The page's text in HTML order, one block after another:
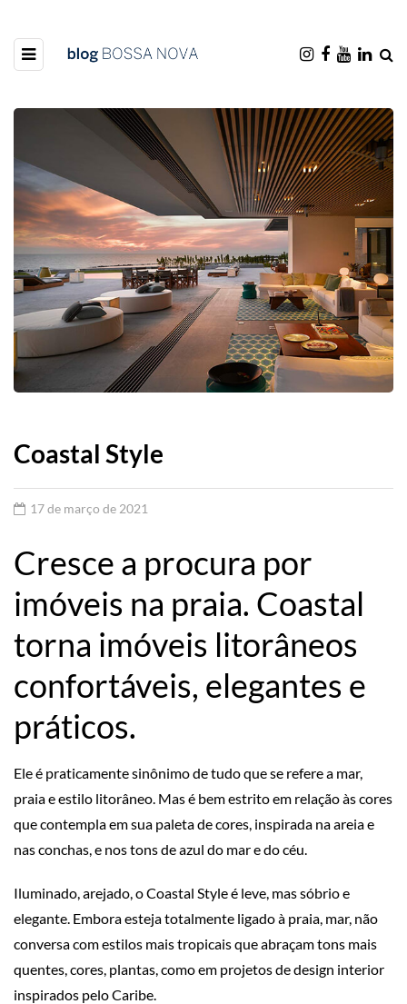
Coastal Style
17 de março de 2021
Cresce a procura por
imóveis na praia. Coastal
torna imóveis litorâneos
confortáveis, elegantes e
práticos.
Ele é praticamente sinônimo de tudo que se refere a mar,
praia e estilo litorâneo. Mas é bem estrito em relação às cores
que contempla em sua paleta de cores, inspirada na areia e
nas conchas, e nos tons de azul do mar e do céu.
Iluminado, arejado, o Coastal Style é leve, mas sóbrio e
elegante. Embora esteja totalmente ligado à praia, mar, não
conversa com estilos mais tropicais que abraçam tons mais
quentes, cores, plantas, como em projetos de design interior
inspirados pelo Caribe.